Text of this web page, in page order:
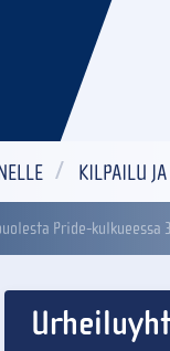
KILPAILU
Pride-kulkueessa